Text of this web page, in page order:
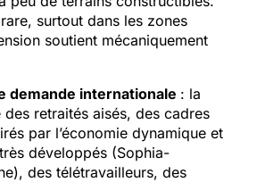
surtout dans les zones
soutient mécaniquement
demande internationale : la
des retraités aisés, des cadres
par l’économie dynamique et
développés (Sophia-
des télétravailleurs, des